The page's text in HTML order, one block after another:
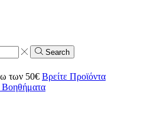
Search
των 50€ Βρείτε Προϊόντα
Βοηθήματα